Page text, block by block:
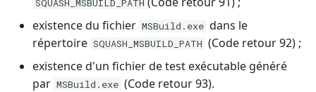
SQUASH_MSBUILD_PATH
existence du fichier MSBuild.exe dans le
répertoire SQUASH_MSBUILD_PATH (Code retour 92) ;
existence d'un fichier de test exécutable généré
par MSBuild.exe (Code retour 93).